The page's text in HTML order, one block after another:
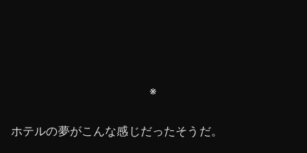
※
ホテルの夢がこんな感じだったそうだ。